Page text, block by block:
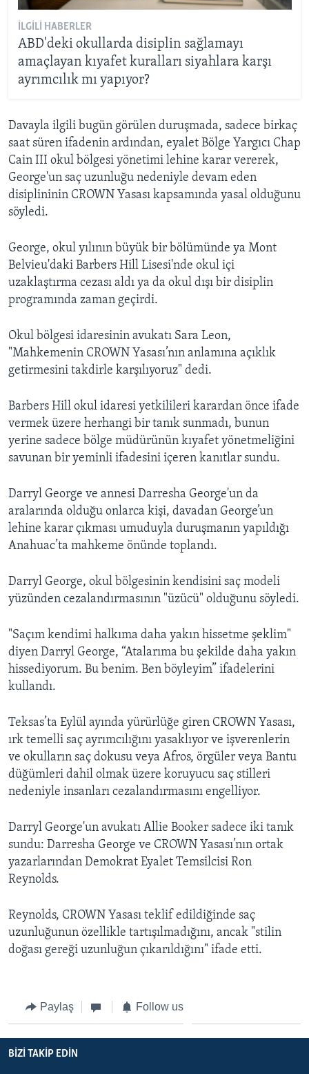
İLGILI HABERLER
ABD'deki okullarda disiplin sağlamayı
amaçlayan kıyafet kuralları siyahlara karşı
ayrımcılık mı yapıyor?
Davayla ilgili bugün görülen duruşmada, sadece birkaç
saat süren ifadenin ardından, eyalet Bölge Yargıcı Chap
Cain III okul bölgesi yönetimi lehine karar vererek,
George'un saç uzunluğu nedeniyle devam eden
disiplininin CROWN Yasası kapsamında yasal olduğunu
söyledi.
George, okul yılının büyük bir bölümünde ya Mont
Belvieu'daki Barbers Hill Lisesi'nde okul içi
uzaklaştırma cezası aldı ya da okul dışı bir disiplin
programında zaman geçirdi.
Okul bölgesi idaresinin avukatı Sara Leon,
"Mahkemenin CROWN Yasası’nın anlamına açıklık
getirmesini takdirle karşılıyoruz" dedi.
Barbers Hill okul idaresi yetkilileri karardan önce ifade
vermek üzere herhangi bir tanık sunmadı, bunun
yerine sadece bölge müdürünün kıyafet yönetmeliğini
savunan bir yeminli ifadesini içeren kanıtlar sundu.
Darryl George ve annesi Darresha George'un da
aralarında olduğu onlarca kişi, davadan George’un
lehine karar çıkması umuduyla duruşmanın yapıldığı
Anahuac’ta mahkeme önünde toplandı.
Darryl George, okul bölgesinin kendisini saç modeli
yüzünden cezalandırmasının "üzücü" olduğunu söyledi.
"Saçım kendimi halkıma daha yakın hissetme şeklim"
diyen Darryl George, “Atalarıma bu şekilde daha yakın
hissediyorum. Bu benim. Ben böyleyim” ifadelerini
kullandı.
Teksas’ta Eylül ayında yürürlüğe giren CROWN Yasası,
ırk temelli saç ayrımcılığını yasaklıyor ve işverenlerin
ve okulların saç dokusu veya Afros, örgüler veya Bantu
düğümleri dahil olmak üzere koruyucu saç stilleri
nedeniyle insanları cezalandırmasını engelliyor.
Darryl George'un avukatı Allie Booker sadece iki tanık
sundu: Darresha George ve CROWN Yasası’nın ortak
yazarlarından Demokrat Eyalet Temsilcisi Ron
Reynolds.
Reynolds, CROWN Yasası teklif edildiğinde saç
uzunluğunun özellikle tartışılmadığını, ancak "stilin
doğası gereği uzunluğun çıkarıldığını" ifade etti.
Paylaş Follow us
BIZI TAKIP EDIN